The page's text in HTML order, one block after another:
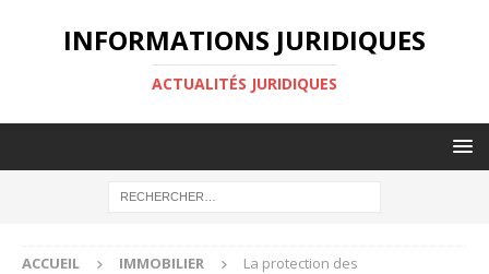
INFORMATIONS JURIDIQUES
ACTUALITÉS JURIDIQUES
ACCUEIL IMMOBILIER
La protection des